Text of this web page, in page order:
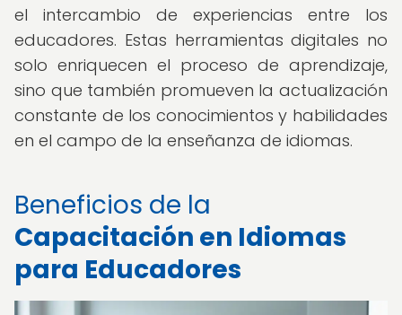
el intercambio de experiencias entre los
educadores. Estas herramientas digitales no
solo enriquecen el proceso de aprendizaje,
sino que también promueven la actualización
constante de los conocimientos y habilidades
en el campo de la enseñanza de idiomas.
Beneficios de la
Capacitación en Idiomas
para Educadores